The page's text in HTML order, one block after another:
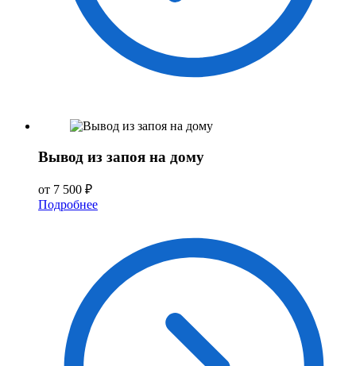
Вывод из запоя на дому
от 7 500 ₽
Подробнее